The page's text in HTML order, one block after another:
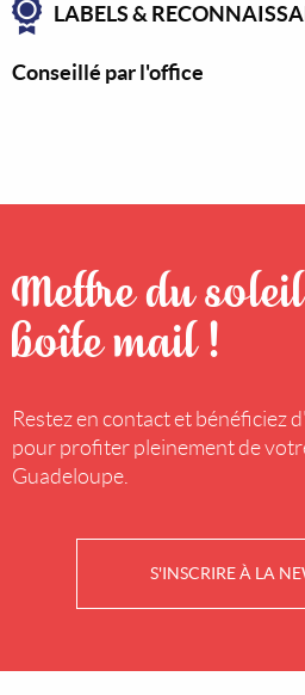
LABELS &
Conseillé par l'office
Mettre du
boîte mail !
Restez en contact et bénéficiez
pour profiter pleinement de
Guadeloupe.
S'INSCRIRE À LA